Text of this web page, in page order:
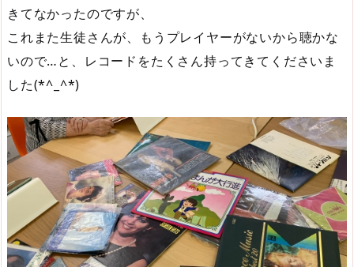
きてなかったのですが、
これまた生徒さんが、もうプレイヤーがないから聴かな
いので…と、レコードをたくさん持ってきてくださいま
した(*^_^*)